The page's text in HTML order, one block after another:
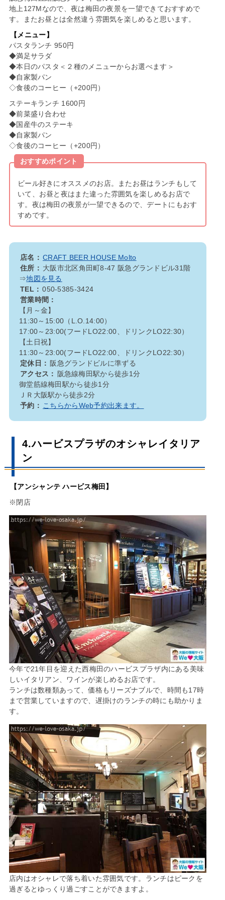
地上127Mなので、夜は梅田の夜景を一望できておすすめで
す。またお昼とは全然違う雰囲気を楽しめると思います。
【メニュー】
パスタランチ 950円
◆満足サラダ
◆本日のパスタ＜２種のメニューからお選べます＞
◆自家製パン
◇食後のコーヒー（+200円）
ステーキランチ 1600円
◆前菜盛り合わせ
◆国産牛のステーキ
◆自家製パン
◇食後のコーヒー（+200円）
おすすめポイント
ビール好きにオススメのお店。またお昼はランチもして
いて、お昼と夜はまた違った雰囲気を楽しめるお店で
す。夜は梅田の夜景が一望できるので、デートにもおす
すめです。
店名： CRAFT BEER HOUSE Molto
住所： 大阪市北区角田町8-47 阪急グランドビル31階
⇒地図を見る
TEL： 050-5385-3424
営業時間：
【月～金】
11:30～15:00（L.O.14:00）
17:00～23:00(フードLO22:00、ドリンクLO22:30）
【土日祝】
11:30～23:00(フードLO22:00、ドリンクLO22:30）
定休日： 阪急グランドビルに準ずる
アクセス：
阪急線梅田駅から徒歩1分
御堂筋線梅田駅から徒歩1分
ＪＲ大阪駅から徒歩2分
予約： こちらからWeb予約出来ます。
4.ハービスプラザのオシャレイタリア
ン
【アンシャンテ ハービス梅田】
※閉店
今年で21年目を迎えた西梅田のハービスプラザ内にある美味
しいイタリアン、ワインが楽しめるお店です。
ランチは数種類あって、価格もリーズナブルで、時間も17時
まで営業していますので、遅掛けのランチの時にも助かりま
す。
店内はオシャレで落ち着いた雰囲気です。ランチはピークを
過ぎるとゆっくり過ごすことができますよ。